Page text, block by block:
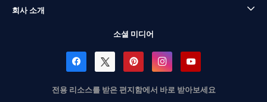
회사 소개
소셜 미디어
전용 리소스를 받은 편지함에서 바로 받아보세요